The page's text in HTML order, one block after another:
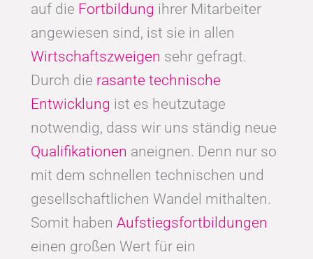
auf die Fortbildung ihrer Mitarbeiter
angewiesen sind, ist sie in allen
Wirtschaftszweigen sehr gefragt.
Durch die rasante technische
Entwicklung ist es heutzutage
notwendig, dass wir uns ständig neue
Qualifikationen aneignen. Denn nur so
mit dem schnellen technischen und
gesellschaftlichen Wandel mithalten.
Somit haben Aufstiegsfortbildungen
einen großen Wert für ein